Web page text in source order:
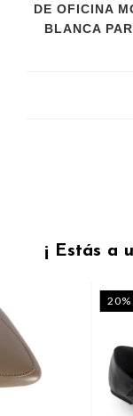
DE OFICINA
BLANCA
¡ Estás a
20%